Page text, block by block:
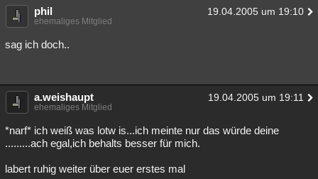
phil 19.04.2005 um 19:10
ehemaliges Mitglied
sag ich doch..
a.weishaupt 19.04.2005 um 19:11
ehemaliges Mitglied
*narf* ich weiß was lotw is...ich meinte nur das würde deine
.........ach egal,ich behalts besser für mich.
labert ruhig weiter über euer erstes mal